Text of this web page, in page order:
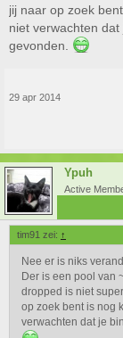
jij naar op zoek
niet verwachten
gevonden.
29 apr 2014
Ypuh
Active
tim91 zei: ↑
Nee er is niks
Der is een pool van
dropped is niet
op zoek bent is nog
verwachten dat je